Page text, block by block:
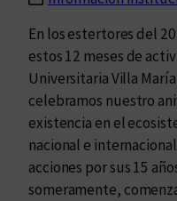
En los estertores del
estos 12 meses de
Universitaria Villa
celebramos nuestro
existencia en el
nacional e
acciones por sus 15
someramente,